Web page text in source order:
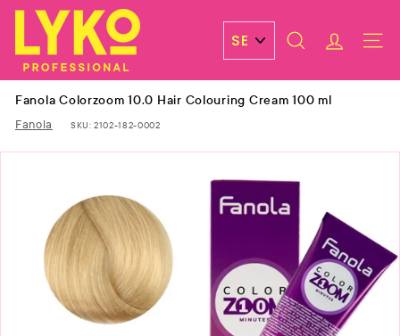
Skip
content
L
y
k
o
P
r
o
SEARCH SITE
Fanola Colorzoom 10.0 Hair Colouring Cream 100 ml
Fanola SKU:2102-182-0002